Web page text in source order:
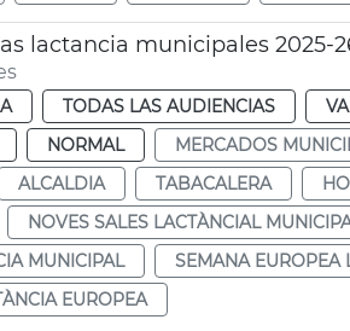
lactancia municipales 2025-
TODAS LAS AUDIENCIAS
NORMAL MERCADOS
ALCALDIA TABACALERA
NOVES SALES LACTÀNCIAL
MUNICIPAL
SEMANA EUROPEA
EUROPEA